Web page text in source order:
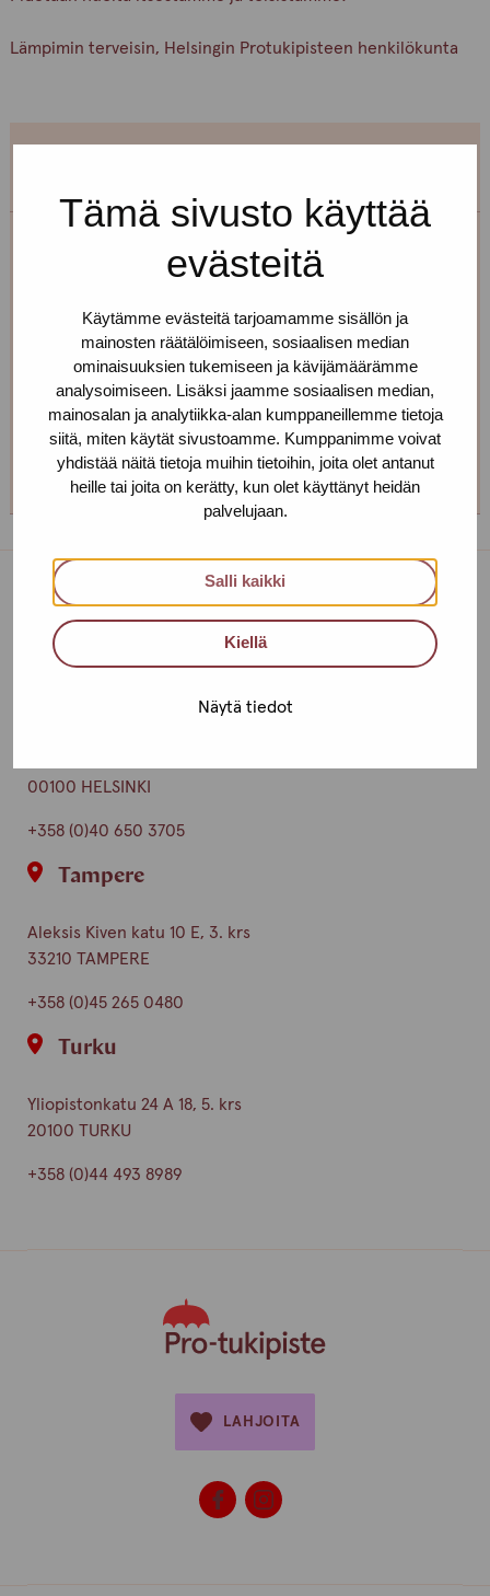
Tämä sivusto käyttää
evästeitä
Käytämme evästeitä tarjoamamme sisällön ja
mainosten räätälöimiseen, sosiaalisen median
ominaisuuksien tukemiseen ja kävijämäärämme
analysoimiseen. Lisäksi jaamme sosiaalisen median,
mainosalan ja analytiikka-alan kumppaneillemme tietoja
siitä, miten käytät sivustoamme. Kumppanimme voivat
yhdistää näitä tietoja muihin tietoihin, joita olet antanut
heille tai joita on kerätty, kun olet käyttänyt heidän
palvelujaan.
Salli kaikki
Kiellä
Näytä tiedot
Lämpimin terveisin, Helsingin Protukipisteen henkilökunta
Toimipiste: Helsinki
Terveydenhoitaja, seksuaalineuvoja
+358 40 709 0579
maire.henno(at)protukipiste.fi
Henkilön
osaama
Henkilön
osaama
Henkilön
osaama
Henkilön
osaama
Toimipisteet
Ota yhteyttä
00100 HELSINKI
+358 (0)40 650 3705
Tampere
Aleksis Kiven katu 10 E, 3. krs
33210 TAMPERE
+358 (0)45 265 0480
Turku
Yliopistonkatu 24 A 18, 5. krs
20100 TURKU
+358 (0)44 493 8989
LAHJOITA